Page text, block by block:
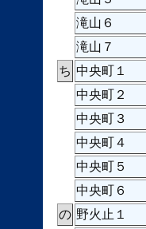
滝山６
滝山７
ち 中央町１
中央町２
中央町３
中央町４
中央町５
中央町６
の 野火止１